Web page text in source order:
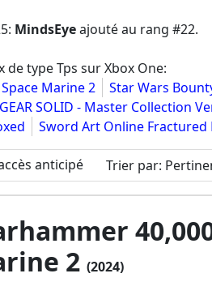
: MindsEyeajouté au rang #22.
de type Tps sur Xbox One:
Marine 2
Star Wars
SOLID - Master Collection
Sword Art Online Fractured
anticipé Trier par:
2 (2024)